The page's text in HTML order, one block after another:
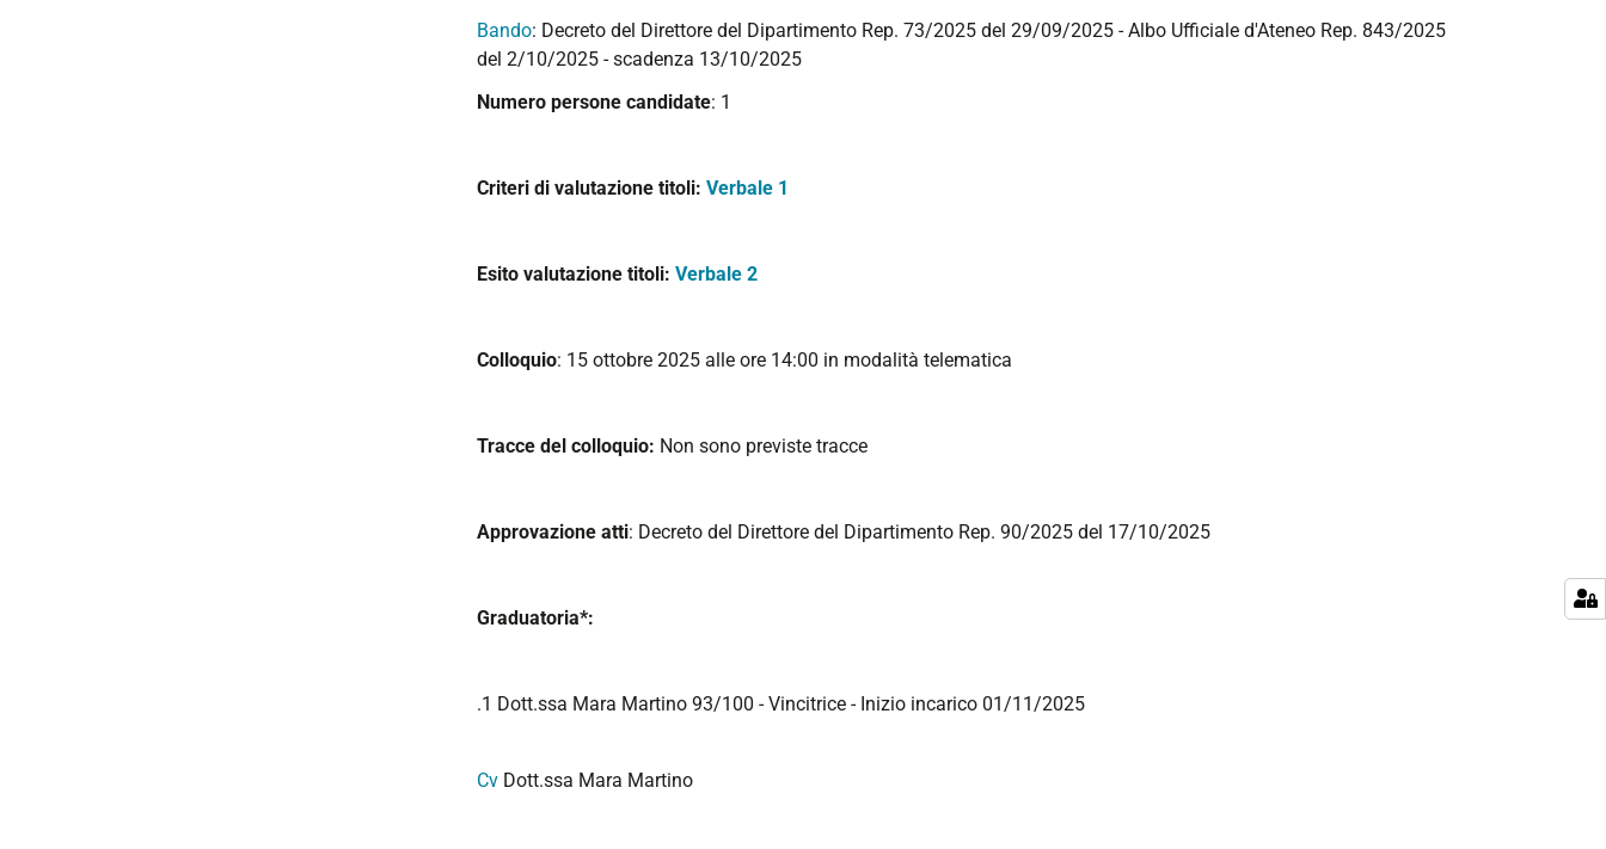
Bando: Decreto del Direttore del Dipartimento Rep. 73/2025 del 29/09/2025 - Albo Ufficiale d'Ateneo Rep. 843/2025
del 2/10/2025 - scadenza 13/10/2025
Numero persone candidate: 1
Criteri di valutazione titoli: Verbale 1
Esito valutazione titoli: Verbale 2
Colloquio: 15 ottobre 2025 alle ore 14:00 in modalità telematica
Tracce del colloquio: Non sono previste tracce
Approvazione atti: Decreto del Direttore del Dipartimento Rep. 90/2025 del 17/10/2025
Graduatoria*:
.1 Dott.ssa Mara Martino 93/100 - Vincitrice - Inizio incarico 01/11/2025
Cv Dott.ssa Mara Martino